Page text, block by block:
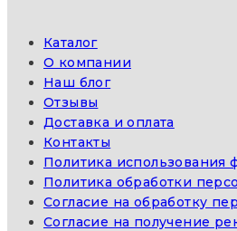
Каталог
О компании
Наш блог
Отзывы
Доставка и оплата
Контакты
Политика использования
Политика обработки
Согласие на обработку
Согласие на получение